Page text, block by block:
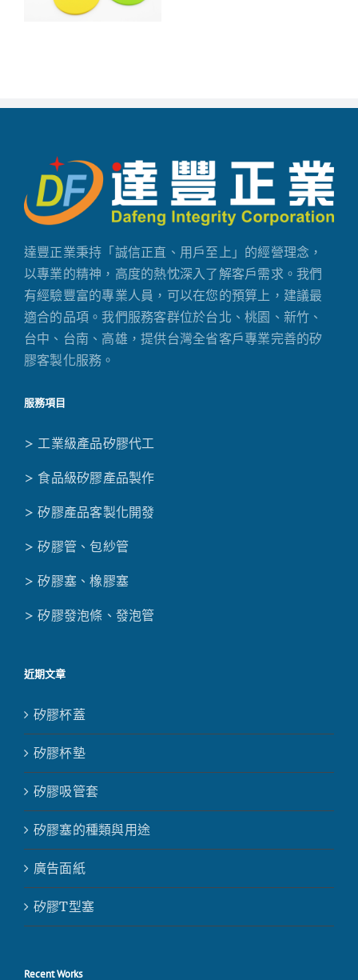
達豐正業秉持「誠信正直、用戶至上」的經營理念，
以專業的精神，高度的熱忱深入了解客戶需求。我們
有經驗豐富的專業人員，可以在您的預算上，建議最
適合的品項。我們服務客群位於台北、桃園、新竹、
台中、台南、高雄，提供台灣全省客戶專業完善的矽
膠客製化服務。
服務項目
> 工業級產品矽膠代工
> 食品級矽膠產品製作
> 矽膠產品客製化開發
> 矽膠管、包紗管
> 矽膠塞、橡膠塞
> 矽膠發泡條、發泡管
近期文章
矽膠杯蓋
矽膠杯墊
矽膠吸管套
矽膠塞的種類與用途
廣告面紙
矽膠T型塞
Recent Works